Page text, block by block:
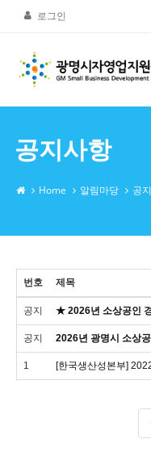
로그인
공지사항
Home 알림마당 공
번호 제목
공지 ★ 2026년 소상공인
공지 2026년 광명시 소상
1 [한국생산성본부]